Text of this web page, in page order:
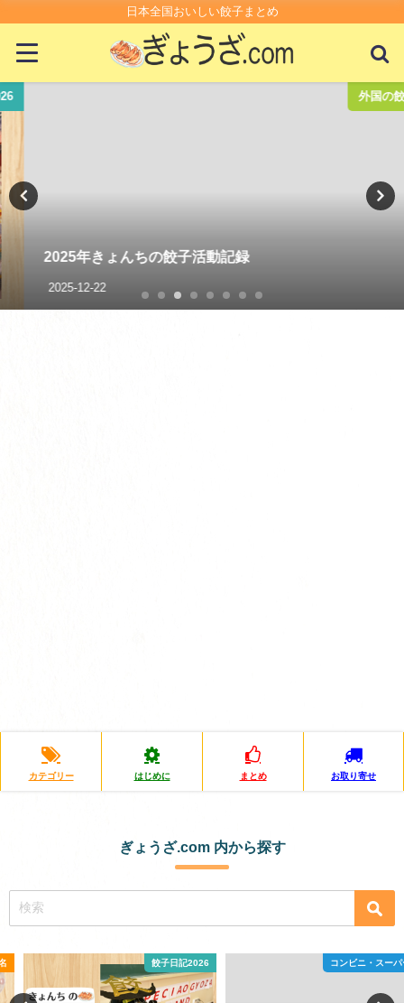
日本全国おいしい餃子まとめ
外国の餃子
2025年きょんちの餃子活動記録
2025-12-22
カテゴリー はじめに まとめ お取り寄せ
ぎょうざ.com 内から探す
餃子日記2026 コンビニ・スーパー